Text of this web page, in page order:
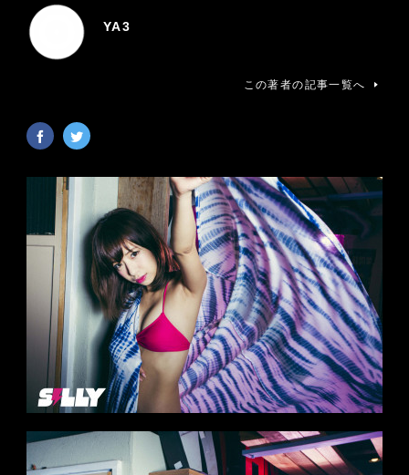
YA3
この著者の記事一覧へ